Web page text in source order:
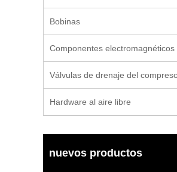
Bobinas
Componentes electromagnéticos
Válvulas de drenaje del
Hardware al aire libre
nuevos productos